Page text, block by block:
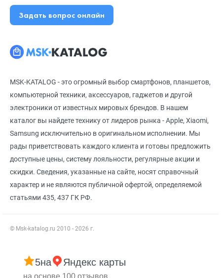
MSK-KATALOG - это огромный выбор смартфонов, планшетов,
компьютерной техники, аксессуаров, гаджетов и другой
электроники от известных мировых брендов. В нашем
каталог вы найдете технику от лидеров рынка - Apple, Xiaomi,
Samsung исключительно в оригинальном исполнении. Мы
рады приветствовать каждого клиента и готовы предложить
доступные цены, систему лояльности, регулярные акции и
скидки. Сведения, указанные на сайте, носят справочный
характер и не являются публичной офертой, определяемой
статьями 435, 437 ГК РФ.
© Msk-katalog.ru 2010 - 2026 г.
Задать вопрос онлайн
5на Яндекс карты
на основе 100 отзывов